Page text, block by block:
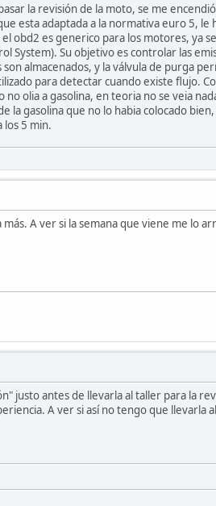
la revisión de la moto, se me
esta adaptada a la normativa euro 5, le
obd2 es generico para los motores, ya
System). Su objetivo es controlar las
almacenados, y la válvula de purga
para detectar cuando existe flujo.
olia a gasolina, en teoria no se veia
la gasolina que no lo habia colocado
los 5 min.
A ver si la semana que viene me lo
justo antes de llevarla al taller para la
A ver si así no tengo que llevarla